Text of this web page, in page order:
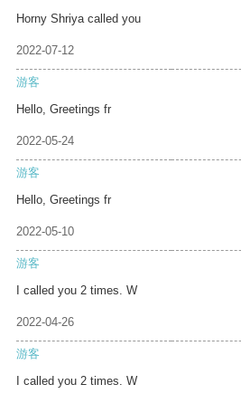
Horny Shriya called you
2022-07-12
游客
Hello, Greetings fr
2022-05-24
游客
Hello, Greetings fr
2022-05-10
游客
I called you 2 times. W
2022-04-26
游客
I called you 2 times. W